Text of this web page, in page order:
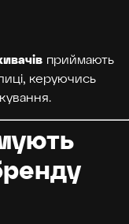
приймають
керуючись